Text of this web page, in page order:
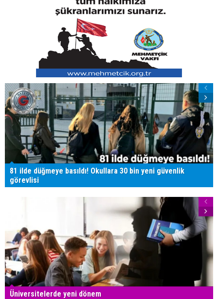
81 ilde düğmeye basıldı! Okullara 30 bin yeni güvenlik
görevlisi
Üniversitelerde yeni dönem